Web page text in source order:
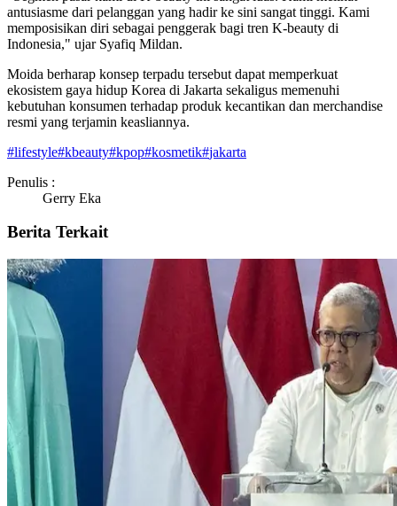
antusiasme dari pelanggan yang hadir ke sini sangat tinggi. Kami
memposisikan diri sebagai penggerak bagi tren K-beauty di
Indonesia," ujar Syafiq Mildan.
Moida berharap konsep terpadu tersebut dapat memperkuat
ekosistem gaya hidup Korea di Jakarta sekaligus memenuhi
kebutuhan konsumen terhadap produk kecantikan dan merchandise
resmi yang terjamin keasliannya.
#lifestyle#kbeauty#kpop#kosmetik#jakarta
Penulis :
Gerry Eka
Berita Terkait